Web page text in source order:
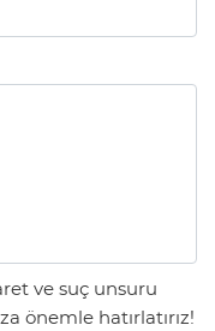
ve suç unsuru
önemle hatırlatırız!